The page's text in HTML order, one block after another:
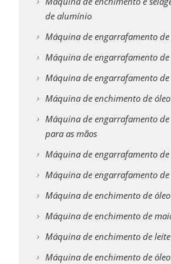
de alumínio
Máquina de engarrafamento de
Máquina de engarrafamento de
Máquina de engarrafamento
Máquina de enchimento de
Máquina de engarrafamento
para as mãos
Máquina de engarrafamento
Máquina de engarrafamento
Máquina de enchimento de
Máquina de enchimento de
Máquina de enchimento de
Máquina de enchimento de